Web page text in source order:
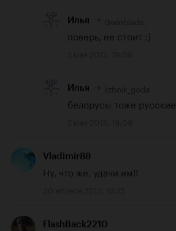
Илья
поверь, не стоит :)
Илья
белорусы тоже русские.
Vladimir88
Ну, что же, удачи им!!
FlashBack2210